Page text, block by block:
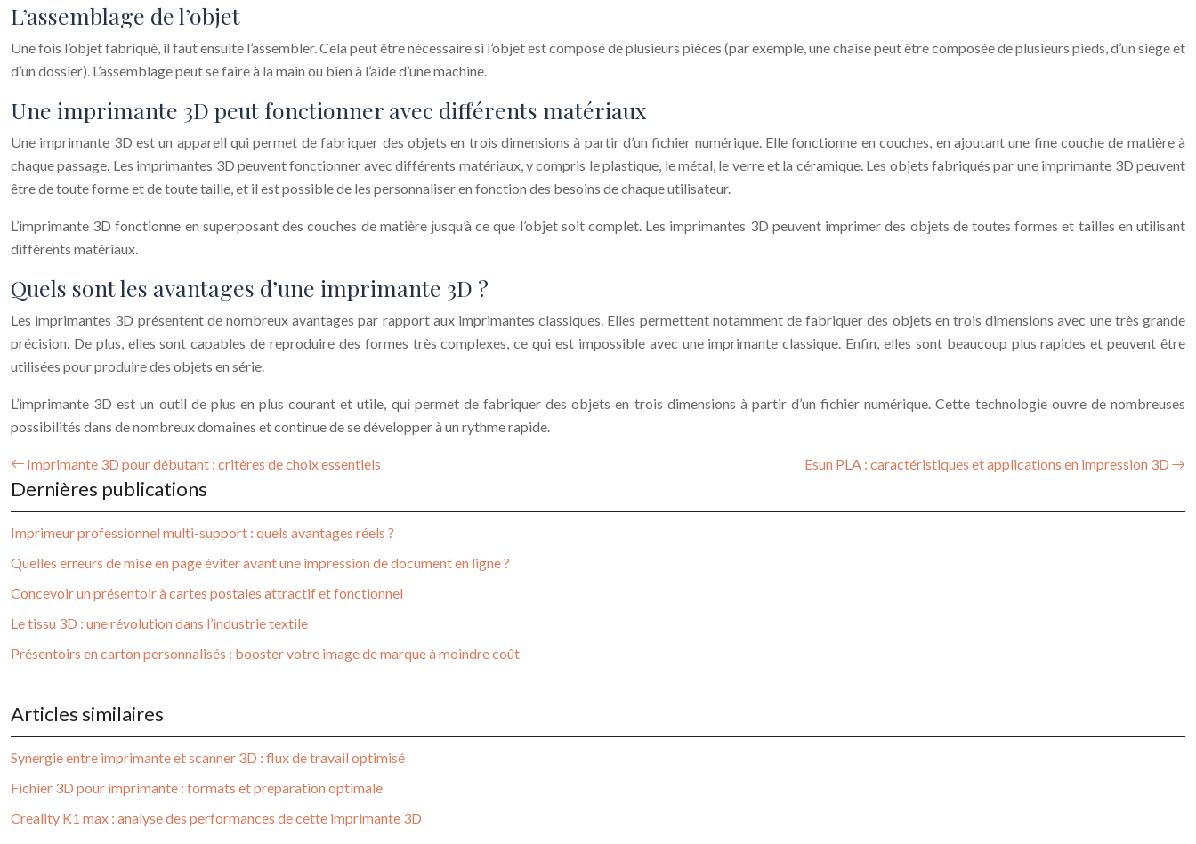
L’assemblage de l’objet
Une fois l’objet fabriqué, il faut ensuite l’assembler. Cela peut être nécessaire si l’objet est composé de plusieurs pièces (par exemple, une chaise peut être composée de plusieurs pieds, d’un siège et
d’un dossier). L’assemblage peut se faire à la main ou bien à l’aide d’une machine.
Une imprimante 3D peut fonctionner avec différents matériaux
Une imprimante 3D est un appareil qui permet de fabriquer des objets en trois dimensions à partir d’un fichier numérique. Elle fonctionne en couches, en ajoutant une fine couche de matière à
chaque passage. Les imprimantes 3D peuvent fonctionner avec différents matériaux, y compris le plastique, le métal, le verre et la céramique. Les objets fabriqués par une imprimante 3D peuvent
être de toute forme et de toute taille, et il est possible de les personnaliser en fonction des besoins de chaque utilisateur.
L’imprimante 3D fonctionne en superposant des couches de matière jusqu’à ce que l’objet soit complet. Les imprimantes 3D peuvent imprimer des objets de toutes formes et tailles en utilisant
différents matériaux.
Quels sont les avantages d’une imprimante 3D ?
Les imprimantes 3D présentent de nombreux avantages par rapport aux imprimantes classiques. Elles permettent notamment de fabriquer des objets en trois dimensions avec une très grande
précision. De plus, elles sont capables de reproduire des formes très complexes, ce qui est impossible avec une imprimante classique. Enfin, elles sont beaucoup plus rapides et peuvent être
utilisées pour produire des objets en série.
L’imprimante 3D est un outil de plus en plus courant et utile, qui permet de fabriquer des objets en trois dimensions à partir d’un fichier numérique. Cette technologie ouvre de nombreuses
possibilités dans de nombreux domaines et continue de se développer à un rythme rapide.
Imprimante 3D pour débutant : critères de choix essentiels Esun PLA : caractéristiques et applications en impression 3D
Dernières publications
Imprimeur professionnel multi-support : quels avantages réels ?
Quelles erreurs de mise en page éviter avant une impression de document en ligne ?
Concevoir un présentoir à cartes postales attractif et fonctionnel
Le tissu 3D : une révolution dans l’industrie textile
Présentoirs en carton personnalisés : booster votre image de marque à moindre coût
Articles similaires
Synergie entre imprimante et scanner 3D : flux de travail optimisé
Fichier 3D pour imprimante : formats et préparation optimale
Creality K1 max : analyse des performances de cette imprimante 3D